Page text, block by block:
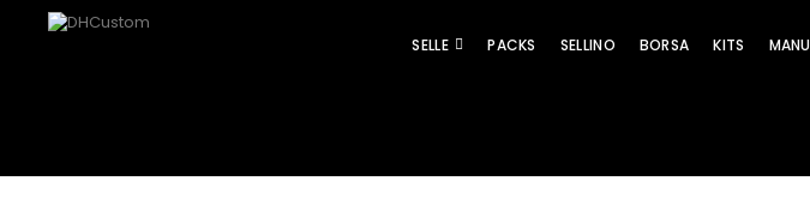
SELLE PACKS SELLINO BORSA KITS